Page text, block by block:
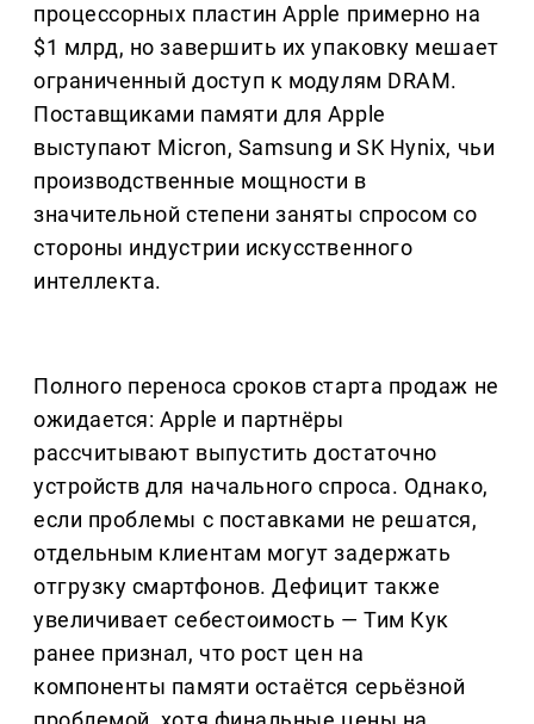
процессорных пластин Apple примерно на
$1 млрд, но завершить их упаковку мешает
ограниченный доступ к модулям DRAM.
Поставщиками памяти для Apple
выступают Micron, Samsung и SK Hynix, чьи
производственные мощности в
значительной степени заняты спросом со
стороны индустрии искусственного
интеллекта.
Полного переноса сроков старта продаж не
ожидается: Apple и партнёры
рассчитывают выпустить достаточно
устройств для начального спроса. Однако,
если проблемы с поставками не решатся,
отдельным клиентам могут задержать
отгрузку смартфонов. Дефицит также
увеличивает себестоимость — Тим Кук
ранее признал, что рост цен на
компоненты памяти остаётся серьёзной